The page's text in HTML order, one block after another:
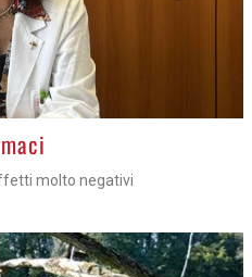
molto negativi